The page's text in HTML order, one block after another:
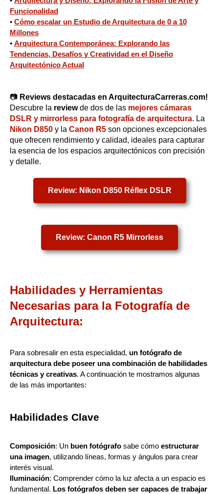
Funcionalidad
• Cómo escalar un Estudio de Arquitectura de 0 a 10
Millones
• Arquitectura Contemporánea: Explorando las
Tendencias, Desafíos y Creatividad en el Diseño
Arquitectónico Actual
📷 Reviews destacadas en ArquitecturaCarreras.com!
Descubre la reviewde dos de las mejores cámaras
DSLR y mirrorless para fotografía de arquitectura. La
Nikon D850 y la Canon R5 son opciones excepcionales
que ofrecen rendimiento y calidad, ideales para capturar
la esencia de los espacios arquitectónicos con precisión
y detalle.
Review: Nikon D850 Réflex DSLR
Review: Canon R5 Mirrorless
Habilidades y Herramientas
Necesarias para la Fotografía de
Arquitectura:
Para sobresalir en esta especialidad, un fotógrafo de
arquitectura debe poseer una combinación de habilidades
técnicas y creativas. A continuación te mostramos algunas
de las más importantes:
Habilidades Clave
Composición: Un buen fotógrafo sabe cómo estructurar
una imagen, utilizando líneas, formas y ángulos para crear
interés visual.
Iluminación: Comprender cómo la luz afecta a un espacio es
fundamental. Los fotógrafos deben ser capaces de trabajar